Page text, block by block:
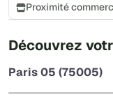
Proximité
Découvrez
Paris 05 (75005)